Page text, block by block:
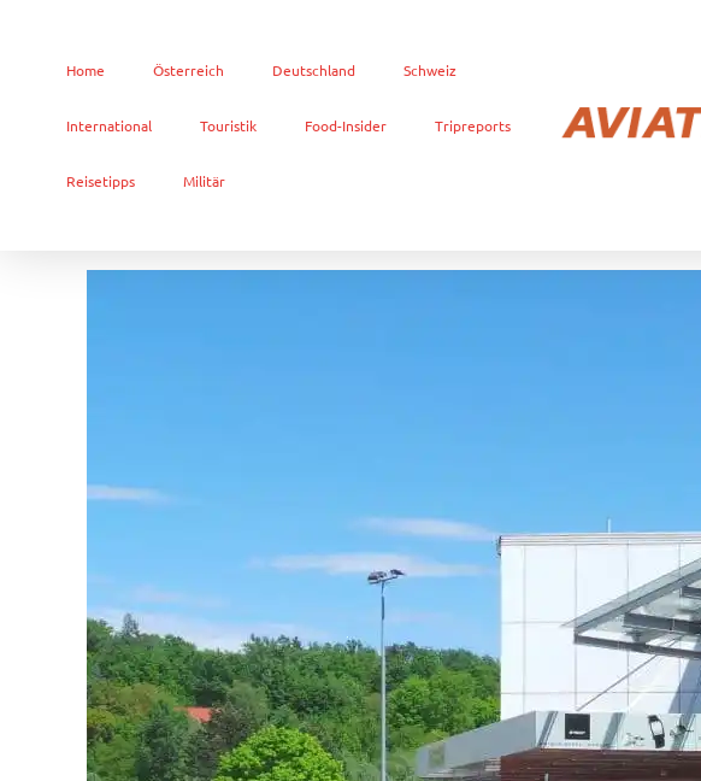
Home Österreich Deutschland Schweiz
International Touristik Food-Insider Tripreports
Reisetipps Militär